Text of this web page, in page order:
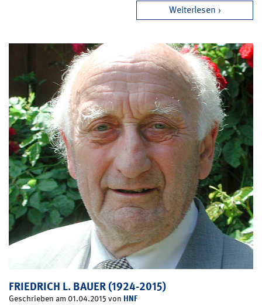
Weiterlesen
FRIEDRICH L. BAUER (1924-2015)
Geschrieben am 01.04.2015 von HNF